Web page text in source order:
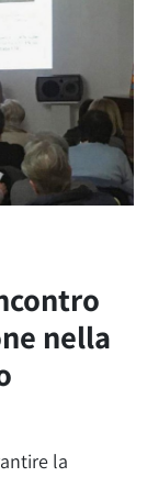
nella
la